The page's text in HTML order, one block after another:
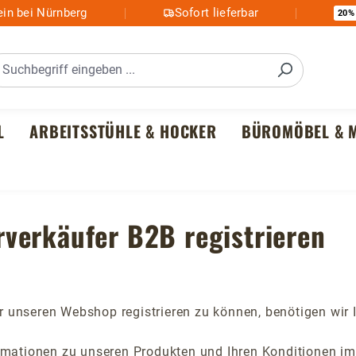
bei Nürnberg Sofort lieferbar 20%
ARBEITSSTÜHLE & HOCKER BÜROMÖBEL &
B2B registrieren
Webshop registrieren zu können, benötigen wir
zu unseren Produkten und Ihren Konditionen